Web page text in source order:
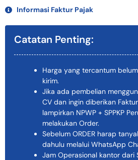
Informasi Faktur Pajak
Catatan Penting:
Harga yang tercantum
kirim.
Jika ada pembelian
CV dan ingin diberikan
lampirkan NPWP + SPPKP
melakukan Order.
Sebelum ORDER harap
dahulu melalui WhatsApp
Jam Operasional kantor dari